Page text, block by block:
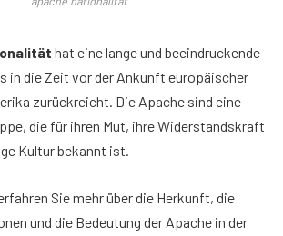
hat eine lange und beeindruckende
in die Zeit vor der Ankunft europäischer
zurückreicht. Die Apache sind eine
die für ihren Mut, ihre Widerstandskraft
Kultur bekannt ist.
Sie mehr über die Herkunft, die
und die Bedeutung der Apache in der